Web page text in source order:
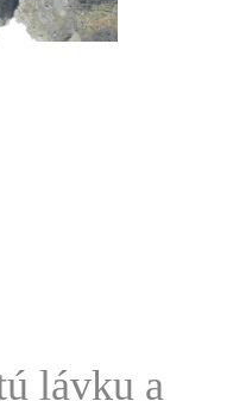
lávku a